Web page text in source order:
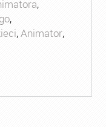
,
,
,Animator,